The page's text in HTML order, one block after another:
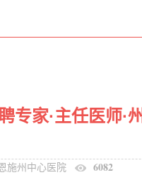
专家·主任医师·
施州中心医院 6082